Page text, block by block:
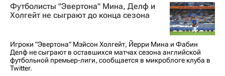
Футболисты "Эвертона" Мина, Делф и
Холгейт не сыграют до конца сезона
Игроки "Эвертона" Мэйсон Холгейт, Йерри Мина и Фабин
Делф не сыграют в оставшихся матчах сезона английской
футбольной премьер-лиги, сообщается в микроблоге клуба в
Twitter.